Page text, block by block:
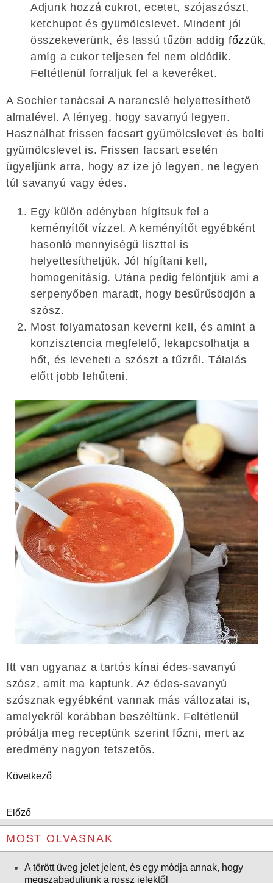
Adjunk hozzá cukrot, ecetet, szójaszószt,
ketchupot és gyümölcslevet. Mindent jól
összekeverünk, és lassú tűzön addig főzzük,
amíg a cukor teljesen fel nem oldódik.
Feltétlenül forraljuk fel a keveréket.
A Sochier tanácsai A narancslé helyettesíthető
almalével. A lényeg, hogy savanyú legyen.
Használhat frissen facsart gyümölcslevet és bolti
gyümölcslevet is. Frissen facsart esetén
ügyeljünk arra, hogy az íze jó legyen, ne legyen
túl savanyú vagy édes.
Egy külön edényben hígítsuk fel a
keményítőt vízzel. A keményítőt egyébként
hasonló mennyiségű liszttel is
helyettesíthetjük. Jól hígítani kell,
homogenitásig. Utána pedig felöntjük ami a
serpenyőben maradt, hogy besűrűsödjön a
szósz.
Most folyamatosan keverni kell, és amint a
konzisztencia megfelelő, lekapcsolhatja a
hőt, és leveheti a szószt a tűzről. Tálalás
előtt jobb lehűteni.
Itt van ugyanaz a tartós kínai édes-savanyú
szósz, amit ma kaptunk. Az édes-savanyú
szósznak egyébként vannak más változatai is,
amelyekről korábban beszéltünk. Feltétlenül
próbálja meg receptünk szerint főzni, mert az
eredmény nagyon tetszetős.
Következő
Előző
MOST OLVASNAK
A törött üveg jelet jelent, és egy módja annak, hogy
megszabaduljunk a rossz jelektől